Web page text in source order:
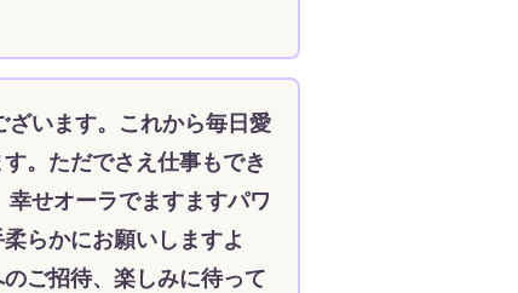
います。これから毎日愛
。ただでさえ仕事もでき
せオーラでますますパワ
らかにお願いしますよ
ご招待、楽しみに待って